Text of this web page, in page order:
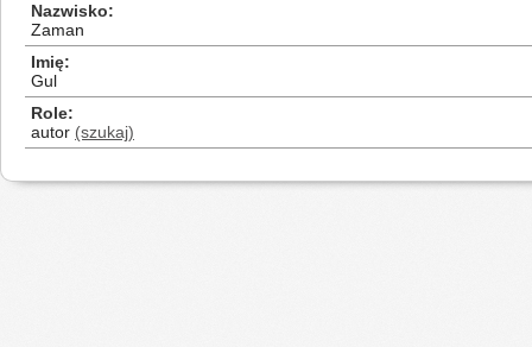
Nazwisko
Zaman
Imię
Gul
Role
autor (szukaj)